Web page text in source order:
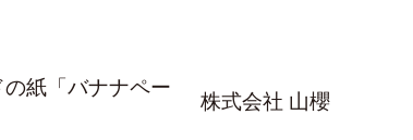
紙「バナナペー
株式会社 山櫻